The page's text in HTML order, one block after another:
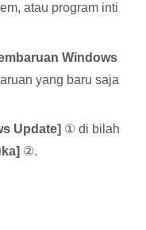
atau program inti
Windows
yang baru saja
Update] ① di bilah
②.